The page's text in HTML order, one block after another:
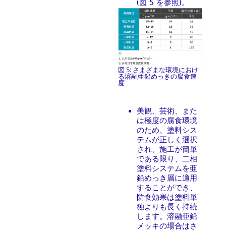
(図 5 を参照)。
図 5: さまざまな環境におけ
る溶融亜鉛めっきの腐食速
度
美観、芸術、また
は極度の腐食環境
のため、塗料シス
テムが正しく選択
され、施工が簡単
である限り、二相
塗料システムを亜
鉛めっき層に適用
することができ、
防食効果は塗料単
独よりも長く持続
します。溶融亜鉛
メッキの場合はさ